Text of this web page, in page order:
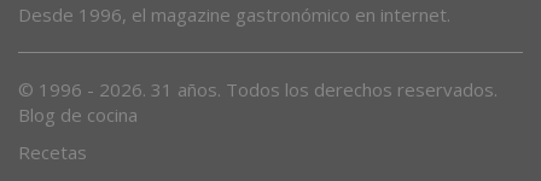
Desde 1996, el magazine gastronómico en internet.
© 1996 - 2026. 31 años. Todos los derechos reservados.
Blog de cocina
Recetas